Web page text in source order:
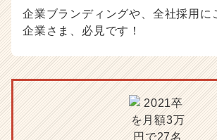
h
e
r
企業ブランディングや、全社採用に
企業さま、必見です！